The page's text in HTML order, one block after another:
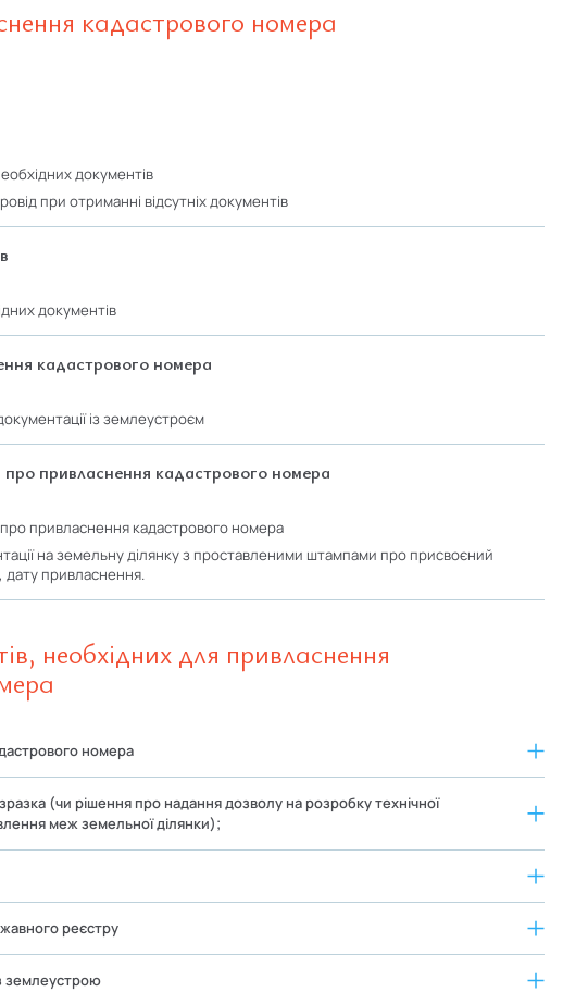
кадастрового номера
документів
при отриманні відсутніх документів
документів
кадастрового номера
із землеустроєм
привласнення кадастрового номера
про привласнення кадастрового номера
привласнення.
необхідних для привласнення
номера
(чи рішення про надання дозволу на розробку технічної
меж земельної ділянки);
реєстру
землеустрою